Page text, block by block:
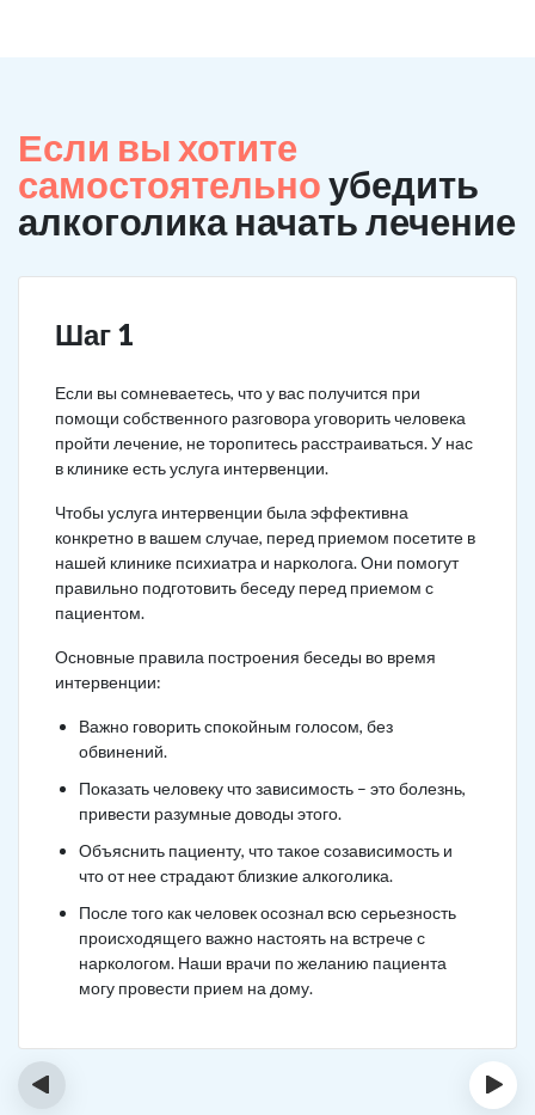
Если вы хотите
самостоятельноубедить
алкоголика начать лечение
Шаг 1
Если вы сомневаетесь, что у вас получится при
помощи собственного разговора уговорить человека
пройти лечение, не торопитесь расстраиваться. У нас
в клинике есть услуга интервенции.
Чтобы услуга интервенции была эффективна
конкретно в вашем случае, перед приемом посетите в
нашей клинике психиатра и нарколога. Они помогут
правильно подготовить беседу перед приемом с
пациентом.
Основные правила построения беседы во время
интервенции:
Важно говорить спокойным голосом, без
обвинений.
Показать человеку что зависимость – это болезнь,
привести разумные доводы этого.
Объяснить пациенту, что такое созависимость и
что от нее страдают близкие алкоголика.
После того как человек осознал всю серьезность
происходящего важно настоять на встрече с
наркологом. Наши врачи по желанию пациента
могу провести прием на дому.
‹ ›